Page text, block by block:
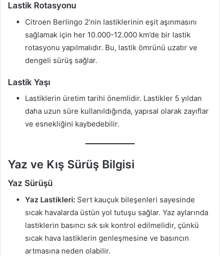
Lastik Rotasyonu
Citroen Berlingo 2’nin lastiklerinin eşit aşınmasını
sağlamak için her 10.000-12.000 km’de bir lastik
rotasyonu yapılmalıdır. Bu, lastik ömrünü uzatır ve
dengeli sürüş sağlar.
Lastik Yaşı
Lastiklerin üretim tarihi önemlidir. Lastikler 5 yıldan
daha uzun süre kullanıldığında, yapısal olarak zayıflar
ve esnekliğini kaybedebilir.
Yaz ve Kış Sürüş Bilgisi
Yaz Sürüşü
Yaz Lastikleri: Sert kauçuk bileşenleri sayesinde
sıcak havalarda üstün yol tutuşu sağlar. Yaz aylarında
lastiklerin basıncı sık sık kontrol edilmelidir, çünkü
sıcak hava lastiklerin genleşmesine ve basıncın
artmasına neden olabilir.